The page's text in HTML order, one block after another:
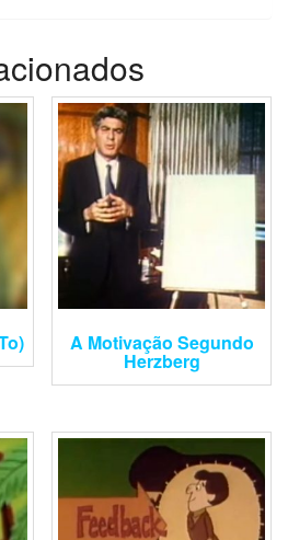
A Motivação Segundo
Herzberg